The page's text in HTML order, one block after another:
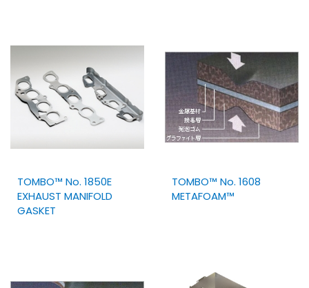
TOMBO™ No. 1850E
EXHAUST MANIFOLD
GASKET
TOMBO™ No. 1608
METAFOAM™